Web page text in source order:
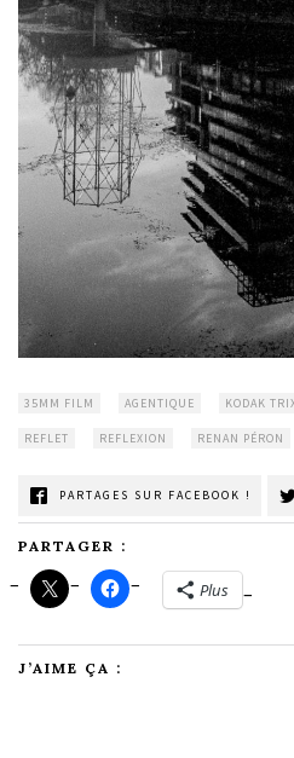
35MM FILM AGENTIQUE KODAK
REFLET REFLEXION RENAN PÉRON
PARTAGES SUR FACEBOOK !
PARTAGER :
Plus
J’AIME ÇA :